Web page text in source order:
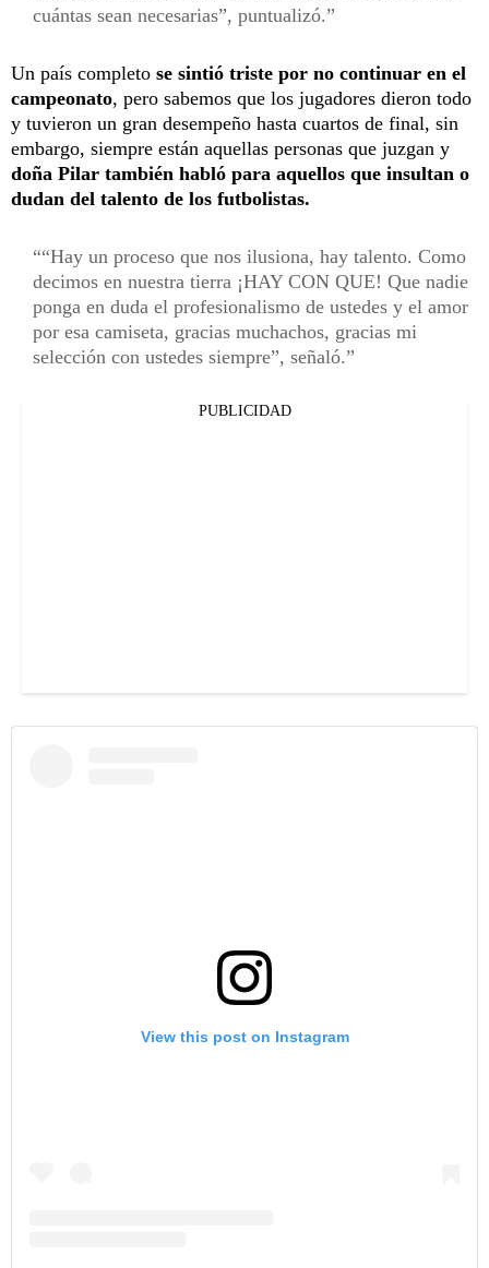
cuántas sean necesarias”, puntualizó.
Un país completo se sintió triste por no continuar en el
campeonato, pero sabemos que los jugadores dieron todo
y tuvieron un gran desempeño hasta cuartos de final, sin
embargo, siempre están aquellas personas que juzgan y
doña Pilar también habló para aquellos que insultan o
dudan del talento de los futbolistas.
“Hay un proceso que nos ilusiona, hay talento. Como
decimos en nuestra tierra ¡HAY CON QUE! Que nadie
ponga en duda el profesionalismo de ustedes y el amor
por esa camiseta, gracias muchachos, gracias mi
selección con ustedes siempre”, señaló.
PUBLICIDAD
View this post on Instagram